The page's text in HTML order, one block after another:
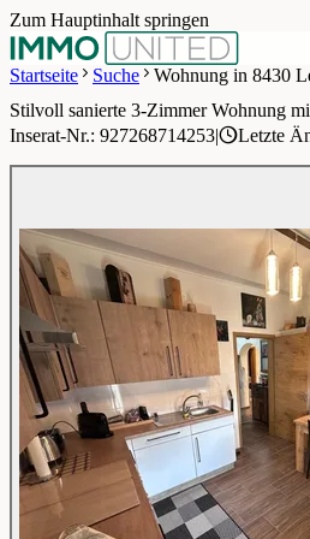
Zum Hauptinhalt springen
Startseite
Suche Wohnung in 8430
1 / 22
Stilvoll sanierte 3-Zimmer Wohnung
Inserat-Nr.: 927268714253| Letzte